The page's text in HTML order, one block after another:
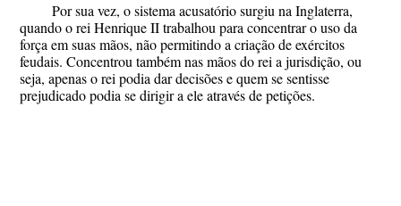
Por sua vez, o sistema acusatório surgiu na Inglaterra,
quando o rei Henrique II trabalhou para concentrar o uso da
força em suas mãos, não permitindo a criação de exércitos
feudais. Concentrou também nas mãos do rei a jurisdição, ou
seja, apenas o rei podia dar decisões e quem se sentisse
prejudicado podia se dirigir a ele através de petições.